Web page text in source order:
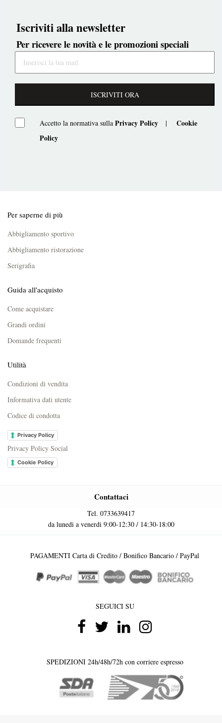
Iscriviti alla newsletter
Per ricevere le novità e le promozioni speciali
ISCRIVITI ORA
Accetto la normativa sulla Privacy Policy |
Cookie
Policy
Per saperne di più
Abbigliamento sportivo
Abbigliamento ristorazione
Serigrafia
Guida all'acquisto
Come acquistare
Grandi ordini
Domande frequenti
Utilità
Condizioni di vendita
Informativa dati utente
Codice di condotta
Privacy Policy
Privacy Policy Social
Cookie Policy
Contattaci
Tel. 0733639417
da lunedi a venerdi 9:00-12:30 / 14:30-18:00
PAGAMENTI Carta di Credito / Bonifico Bancario / PayPal
SEGUICI SU
SPEDIZIONI 24h/48h/72h con corriere espresso